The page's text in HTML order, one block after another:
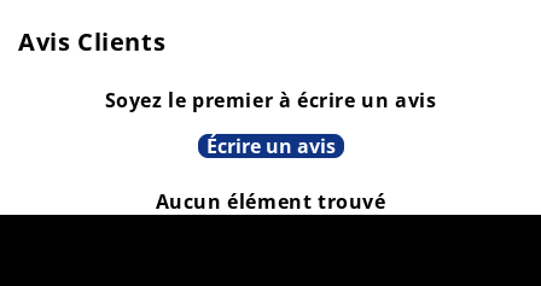
Avis Clients
Soyez le premier à écrire un avis
Écrire un avis
Aucun élément trouvé